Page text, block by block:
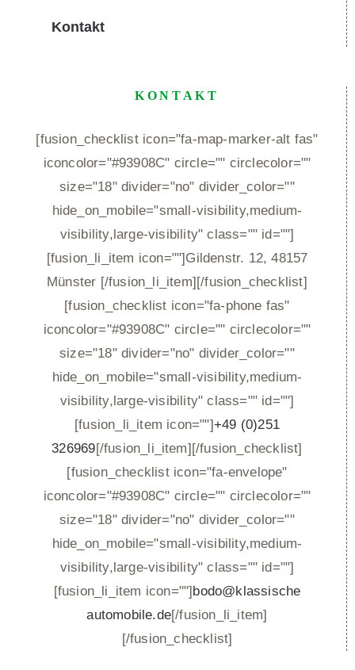
Kontakt
KONTAKT
[fusion_checklist icon="fa-map-marker-alt fas"
iconcolor="#93908C" circle="" circlecolor=""
size="18" divider="no" divider_color=""
hide_on_mobile="small-visibility,medium-
visibility,large-visibility" class="" id=""]
[fusion_li_item icon=""]Gildenstr. 12, 48157
Münster [/fusion_li_item][/fusion_checklist]
[fusion_checklist icon="fa-phone fas"
iconcolor="#93908C" circle="" circlecolor=""
size="18" divider="no" divider_color=""
hide_on_mobile="small-visibility,medium-
visibility,large-visibility" class="" id=""]
[fusion_li_item icon=""]+49 (0)251
326969[/fusion_li_item][/fusion_checklist]
[fusion_checklist icon="fa-envelope"
iconcolor="#93908C" circle="" circlecolor=""
size="18" divider="no" divider_color=""
hide_on_mobile="small-visibility,medium-
visibility,large-visibility" class="" id=""]
[fusion_li_item icon=""] bodo@klassische
automobile.de[/fusion_li_item]
[/fusion_checklist]